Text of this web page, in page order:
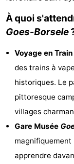
De
Oase
-
Duinoord
Ginsterveld
Julianahoeve
Livingstone
Port
Greve
Port
À quoi
Goes-Borsele
Voyage en
des trains à
historiques. Le
pittoresque
villages
Gare Musée
apprendre